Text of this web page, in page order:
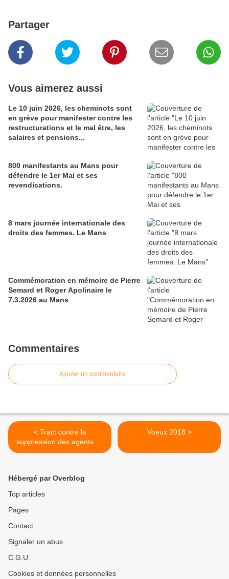
Partager
Vous aimerez aussi
Le 10 juin 2026, les cheminots sont
en grève pour manifester contre les
restructurations et le mal être, les
salaires et pensions...
800 manifestants au Mans pour
défendre le 1er Mai et ses
revendications.
8 mars journée internationale des
droits des femmes. Le Mans
Commémoration en mémoire de Pierre
Semard et Roger Apolinaire le
7.3.2026 au Mans
Commentaires
Ajouter un commentaire
< Tract contre la
suppression des agents de
départ des trains ! Pétition
sncfpdl.unepetition.fr
Voeux 2018 >
Hébergé par Overblog
Top articles
Pages
Contact
Signaler un abus
C.G.U.
Cookies et données personnelles